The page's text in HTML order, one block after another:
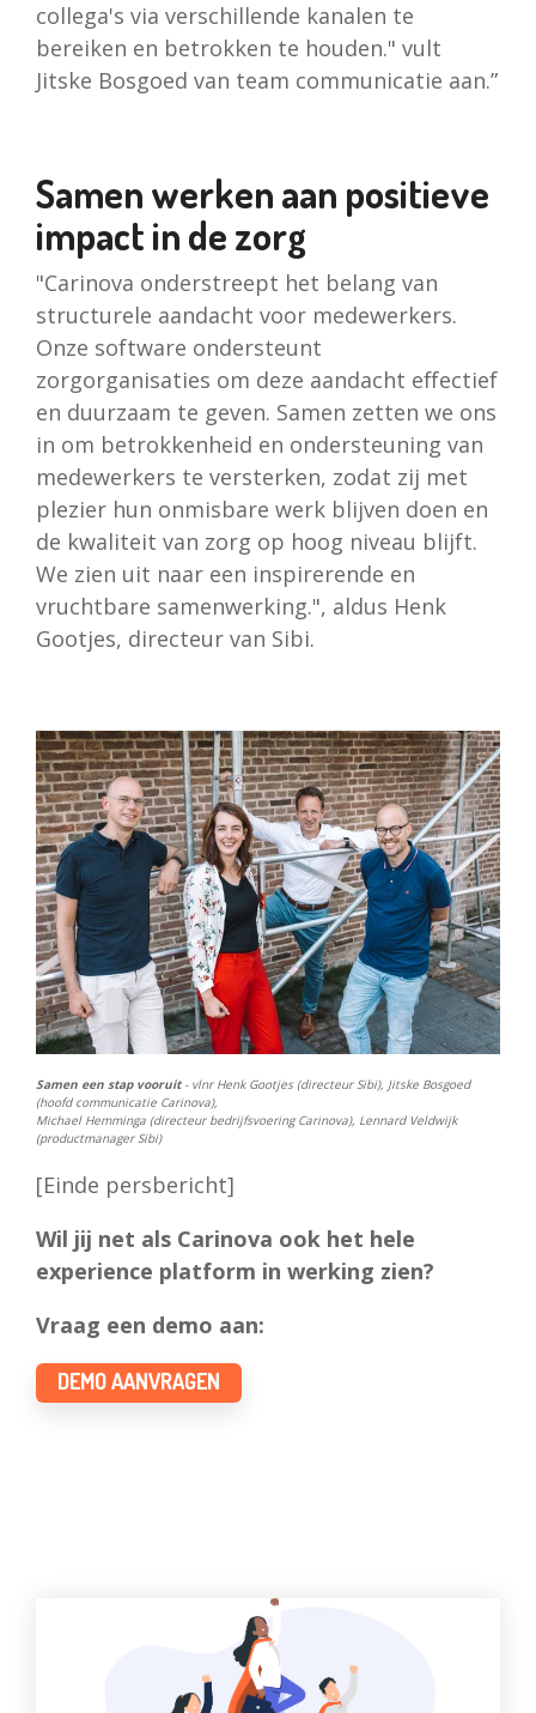
collega's via verschillende kanalen te
bereiken en betrokken te houden." vult
Jitske Bosgoed van team communicatie aan.”
Samen werken aan positieve
impact in de zorg
"Carinova onderstreept het belang van
structurele aandacht voor medewerkers.
Onze software ondersteunt
zorgorganisaties om deze aandacht effectief
en duurzaam te geven. Samen zetten we ons
in om betrokkenheid en ondersteuning van
medewerkers te versterken, zodat zij met
plezier hun onmisbare werk blijven doen en
de kwaliteit van zorg op hoog niveau blijft.
We zien uit naar een inspirerende en
vruchtbare samenwerking.", aldus Henk
Gootjes, directeur van Sibi.
Samen een stap vooruit- vlnr Henk Gootjes (directeur Sibi), Jitske Bosgoed
(hoofd communicatie Carinova),
Michael Hemminga (directeur bedrijfsvoering Carinova), Lennard Veldwijk
(productmanager Sibi)
[Einde persbericht]
Wil jij net als Carinova ook het hele
experience platform in werking zien?
Vraag een demo aan:
DEMO AANVRAGEN